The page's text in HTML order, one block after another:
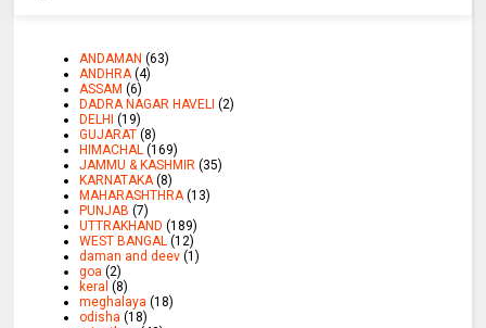
ANDAMAN (63)
ANDHRA (4)
ASSAM (6)
DADRA NAGAR HAVELI (2)
DELHI
(19)
GUJARAT (8)
HIMACHAL (169)
JAMMU & KASHMIR (35)
KARNATAKA (8)
MAHARASHTHRA (13)
PUNJAB (7)
UTTRAKHAND (189)
WEST BANGAL (12)
daman and deev (1)
goa (2)
keral (8)
meghalaya (18)
odisha (18)